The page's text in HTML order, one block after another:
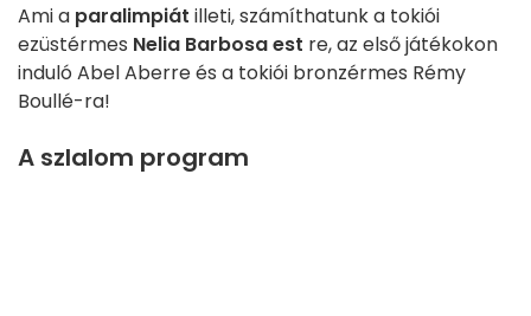
Ami a paralimpiát illeti, számíthatunk a tokiói
ezüstérmes Nelia Barbosa est re, az első játékokon
induló Abel Aberre és a tokiói bronzérmes Rémy
Boullé-ra!
A szlalom program